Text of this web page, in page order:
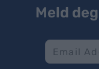
Meld